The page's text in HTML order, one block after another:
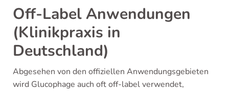
Off-Label Anwendungen
(Klinikpraxis in
Deutschland)
Abgesehen von den offiziellen Anwendungsgebieten
wird Glucophage auch oft off-label verwendet,